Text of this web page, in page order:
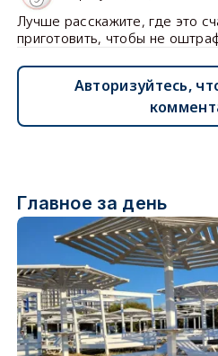
Лучше расскажите, где это
приготовить, чтобы не
Авторизуйтесь,
Главное за день